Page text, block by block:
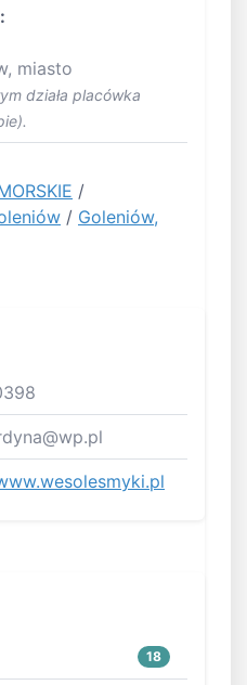
miasto
działa placówka
/
/ Goleniów,
18